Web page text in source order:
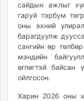
shudarga.mn
shuurhai.mn
unuudur.mn
isee.mn
mglradio.com
fact.mn
itoim.mn
tumen.mn
сайдын ажлыг
гаруй тэрбум
оны эхний
барагдуулж
сангийн өр
мэндийн
өглөгтэй байсан
ойлгосон.
Харин 2026 оны